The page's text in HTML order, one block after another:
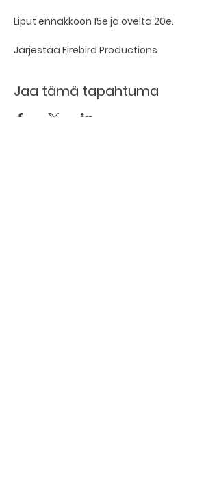
Liput ennakkoon 15e ja ovelta 20e.
Järjestää Firebird Productions
Jaa tämä tapahtuma